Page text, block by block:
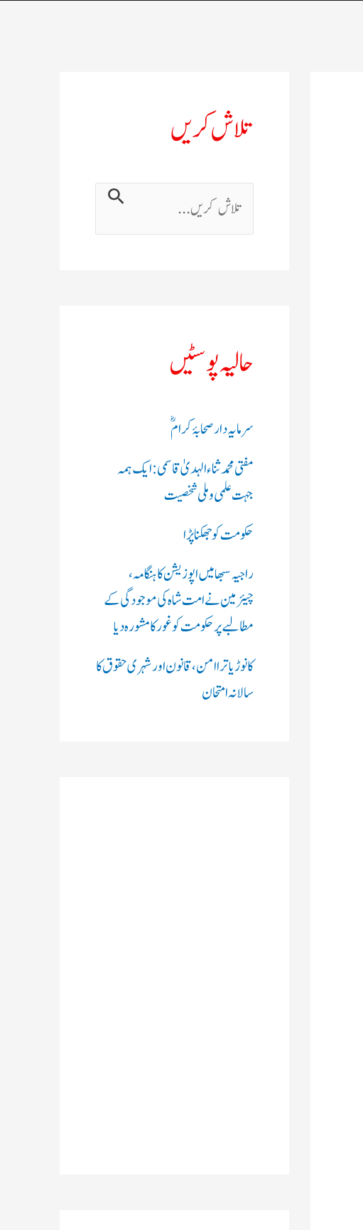
تلاش کریں
ت
ل
ر
ں
:
حالیہ پوسٹیں
سرمایہ دار صحابۂ کرامؓ
مفتی محمد ثناء الہدیٰ قاسمی: ایک ہمہ
جہت علمی و ملی شخصیت
حکومت کو جھکنا پڑا
راجیہ سبھا میں اپوزیشن کا ہنگامہ،
چیئرمین نے امت شاہ کی موجودگی کے
مطالبے پر حکومت کو غور کا مشورہ دیا
کانوڑ یاترا امن،قانون اور شہری حقوق کا
سالانہ امتحان